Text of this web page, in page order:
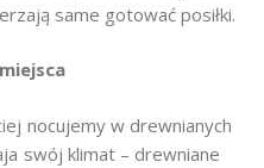
same gotować posiłki.
nocujemy w drewnianych
swój klimat – drewniane